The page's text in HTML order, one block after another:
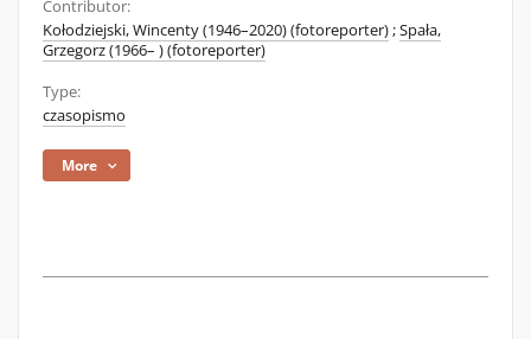
Contributor:
Kołodziejski, Wincenty (1946–2020) (fotoreporter);Spała,
Grzegorz (1966– ) (fotoreporter)
Type:
czasopismo
More